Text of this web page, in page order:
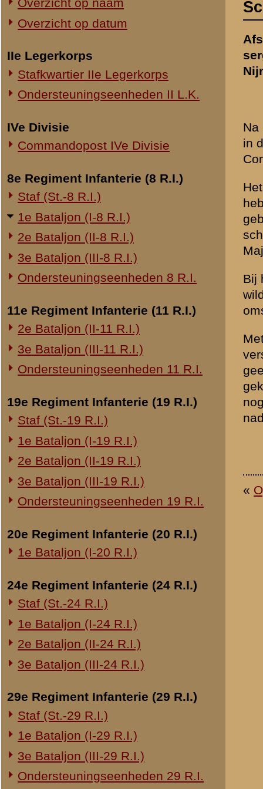
Commandopost IVe Divisie
8e Regiment Infanterie (8 R.I.)
1e Bataljon (I-8 R.I.)
2e Bataljon (II-8 R.I.)
3e Bataljon (III-8 R.I.)
Ondersteuningseenheden 8 R.I.
2e Bataljon (II-11 R.I.)
3e Bataljon (III-11 R.I.)
19e Regiment Infanterie (19 R.I.)
Staf (St.-19 R.I.)
1e Bataljon (I-19 R.I.)
2e Bataljon (II-19 R.I.)
3e Bataljon (III-19 R.I.)
Ondersteuningseenheden 19 R.I.
1e Bataljon (I-20 R.I.)
Staf (St.-24 R.I.)
1e Bataljon (I-24 R.I.)
3e Bataljon (III-24 R.I.)
29e Regiment Infanterie (29 R.I.)
1e Bataljon (I-29 R.I.)
3e Bataljon (III-29 R.I.)
Ondersteuningseenheden 29 R.I.
Staf (St.-8 R.A.)
1e Afdeling (I-8 R.A.)
3e Afdeling (III-8 R.A.)
Overige legeronderdelen
3e Regiment Huzaren (3 R.H.)
Luchtdoelmitrailleurs en -artillerie
1-II Bataljon Pag.
1-IV Bataljon Pag.
4e Compagnie Pioniers (4 C.P.)
4e Mitrailleurcompagnie (4 M.C.)
4-II Auto Bataljon
11e Grens Bataljon (11 G.B.)
1e Bataljon (I-46 R.I.)
Overige artillerie-onderdelen
Rijnbatterij
1e Afdeling (I-15 R.A.)
2e Artillerie Meet Compagnie
in de eerste plaats mijn
Het is mij daarom
gebleken. Zelf
scheen hem heelemaal
Majoor gekregen.
Bij het verloop der strijd
Met een groote
verscheidene uren stand
geen gevolg hebben
nog twee man te hebben
nadere inlichtingen
Opstelling en bevelen-